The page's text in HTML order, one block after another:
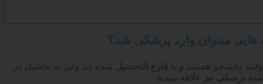
هایی میتوان وارد پزشکی شد؟
دانشجو هستید و یا فارغ التحصیل شده اید ولی به تحصیل در
پزشکی نیز علاقه مندید.